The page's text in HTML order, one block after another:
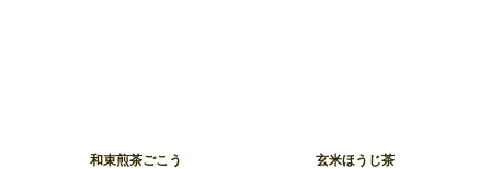
和束煎茶ごこう
玄米ほうじ茶